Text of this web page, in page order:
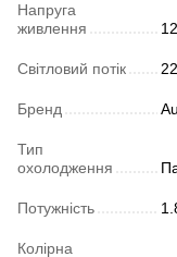
Напруга
живлення
Світловий потік
Бренд
Тип
охолодження
Потужність
Колірна